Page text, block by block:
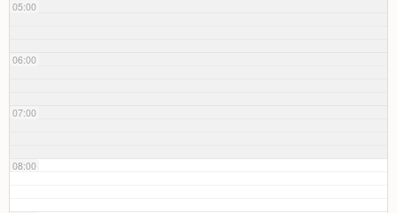
05:00
06:00
07:00
08:00